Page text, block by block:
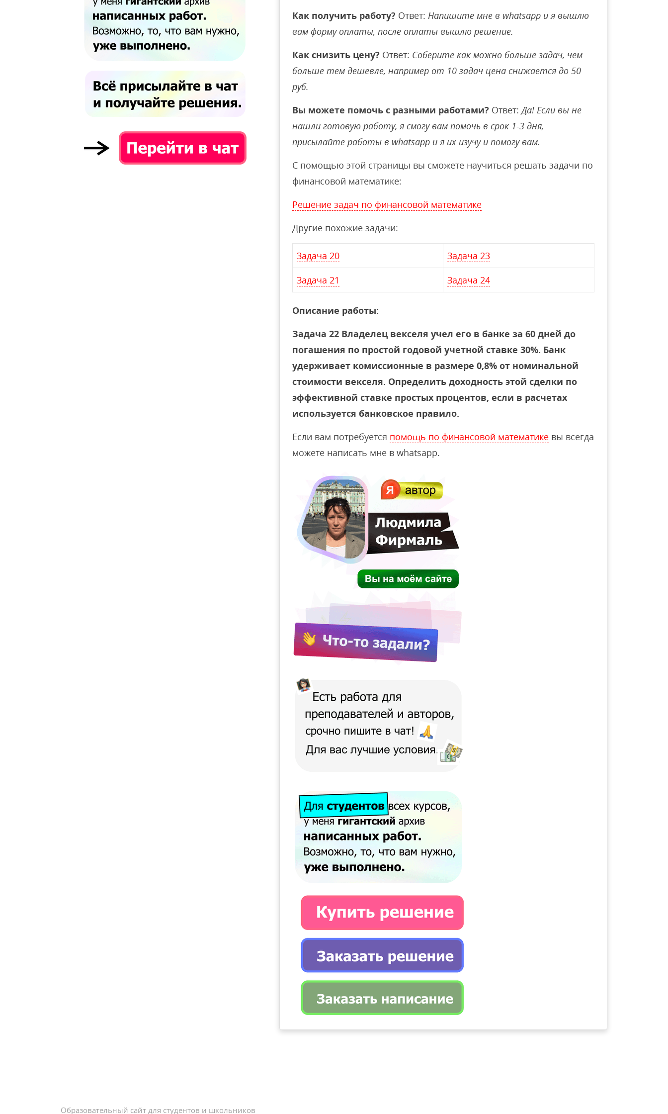
Как получить работу? Ответ: Напишите мне в whatsapp и я вышлю
вам форму оплаты, после оплаты вышлю решение.
Как снизить цену? Ответ: Соберите как можно больше задач, чем
больше тем дешевле, например от 10 задач цена снижается до 50
руб.
Вы можете помочь с разными работами? Ответ:Да! Если вы не
нашли готовую работу, я смогу вам помочь в срок 1-3 дня,
присылайте работы в whatsapp и я их изучу и помогу вам.
С помощью этой страницы вы сможете научиться решать задачи по
финансовой математике:
Решение задач по финансовой математике
Другие похожие задачи:
Задача 20 Задача 23
Задача 21 Задача 24
Описание работы:
Задача 22 Владелец векселя учел его в банке за 60 дней до
погашения по простой годовой учетной ставке 30%. Банк
удерживает комиссионные в размере 0,8% от номинальной
стоимости векселя. Определить доходность этой сделки по
эффективной ставке простых процентов, если в расчетах
используется банковское правило.
Если вам потребуется помощь по финансовой математике вы всегда
можете написать мне в whatsapp.
Образовательный сайт для студентов и школьников